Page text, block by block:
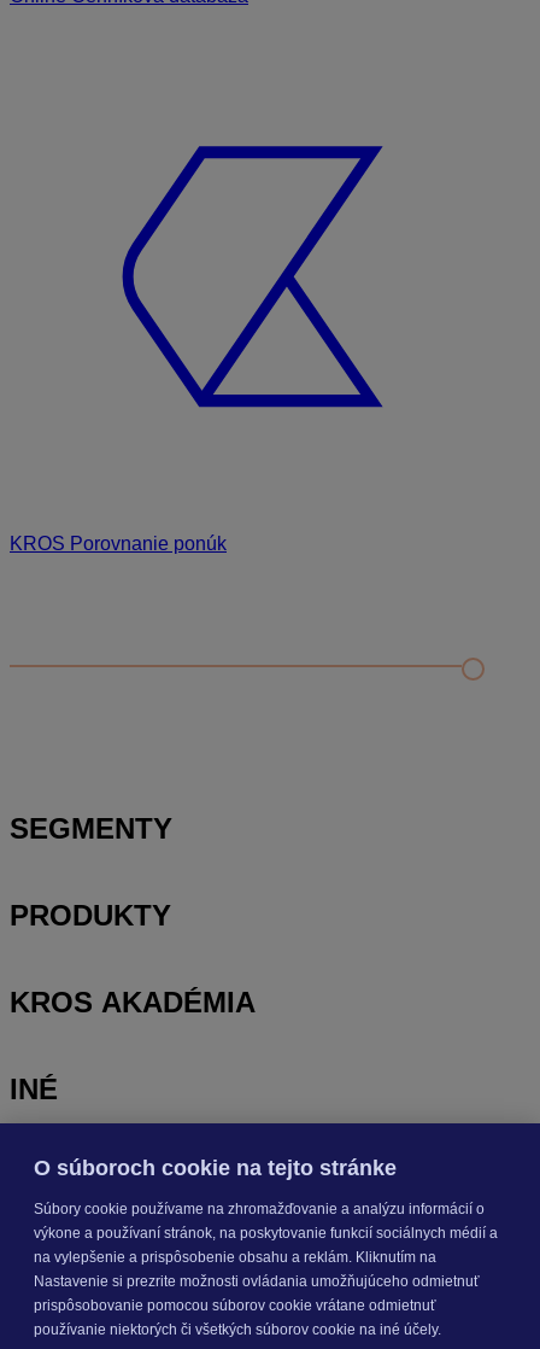
KROS Porovnanie ponúk
Nastavenie šanónov
SEGMENTY
PRODUKTY
KROS AKADÉMIA
INÉ
OdoberajteNOVINKY
O nás
Prihlásiť sa
O súboroch cookie na tejto stránke
Súbory cookie používame na zhromažďovanie a analýzu informácií o
výkone a používaní stránok, na poskytovanie funkcií sociálnych médií a
na vylepšenie a prispôsobenie obsahu a reklám. Kliknutím na
Nastavenie si prezrite možnosti ovládania umožňujúceho odmietnuť
prispôsobovanie pomocou súborov cookie vrátane odmietnuť
používanie niektorých či všetkých súborov cookie na iné účely.